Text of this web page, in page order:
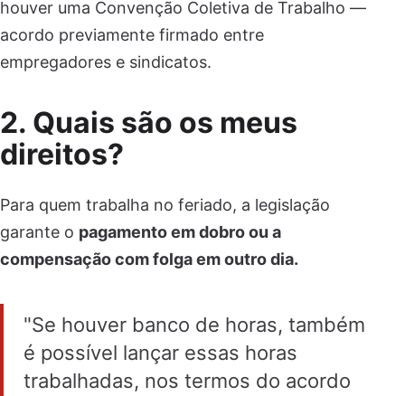
houver uma Convenção Coletiva de Trabalho —
acordo previamente firmado entre
empregadores e sindicatos.
2. Quais são os meus
direitos?
Para quem trabalha no feriado, a legislação
garante o pagamento em dobro ou a
compensação com folga em outro dia.
"Se houver banco de horas, também
é possível lançar essas horas
trabalhadas, nos termos do acordo